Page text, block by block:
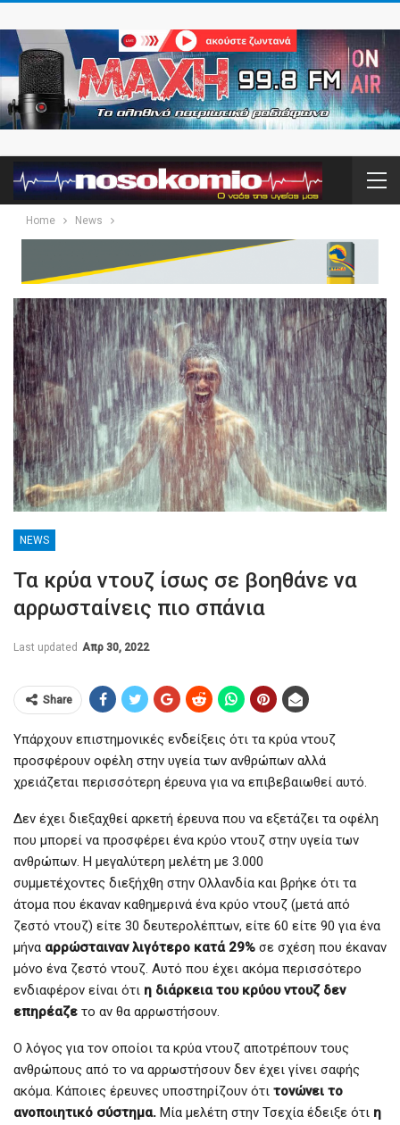
Home News
NEWS
Τα κρύα ντουζ ίσως σε βοηθάνε να
αρρωσταίνεις πιο σπάνια
Last updated Απρ 30, 2022
Share
Υπάρχουν επιστημονικές ενδείξεις ότι τα κρύα ντουζ
προσφέρουν οφέλη στην υγεία των ανθρώπων αλλά
χρειάζεται περισσότερη έρευνα για να επιβεβαιωθεί αυτό.
Δεν έχει διεξαχθεί αρκετή έρευνα που να εξετάζει τα οφέλη
που μπορεί να προσφέρει ένα κρύο ντουζ στην υγεία των
ανθρώπων. Η μεγαλύτερη μελέτη με 3.000
συμμετέχοντες διεξήχθη στην Ολλανδία και βρήκε ότι τα
άτομα που έκαναν καθημερινά ένα κρύο ντουζ (μετά από
ζεστό ντουζ) είτε 30 δευτερολέπτων, είτε 60 είτε 90 για ένα
μήνα αρρώσταιναν λιγότερο κατά 29% σε σχέση που έκαναν
μόνο ένα ζεστό ντουζ. Αυτό που έχει ακόμα περισσότερο
ενδιαφέρον είναι ότι η διάρκεια του κρύου ντουζ δεν
επηρέαζε το αν θα αρρωστήσουν.
Ο λόγος για τον οποίοι τα κρύα ντουζ αποτρέπουν τους
ανθρώπους από το να αρρωστήσουν δεν έχει γίνει σαφής
ακόμα. Κάποιες έρευνες υποστηρίζουν ότι τονώνει το
ανοποιητικό σύστημα. Μία μελέτη στην Τσεχία έδειξε ότι η